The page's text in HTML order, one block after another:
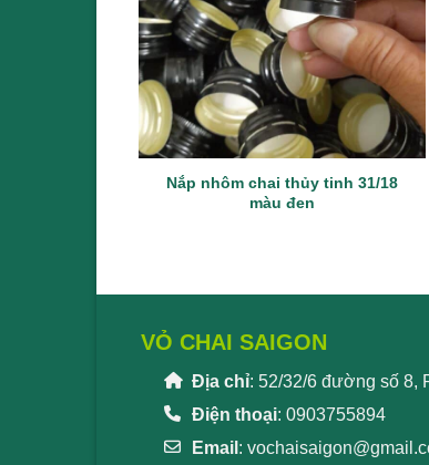
Nắp nhôm chai thủy tinh 31/18
màu đen
VỎ CHAI SAIGON
Địa chỉ: 52/32/6 đường số 8,
Điện thoại: 0903755894
Email :